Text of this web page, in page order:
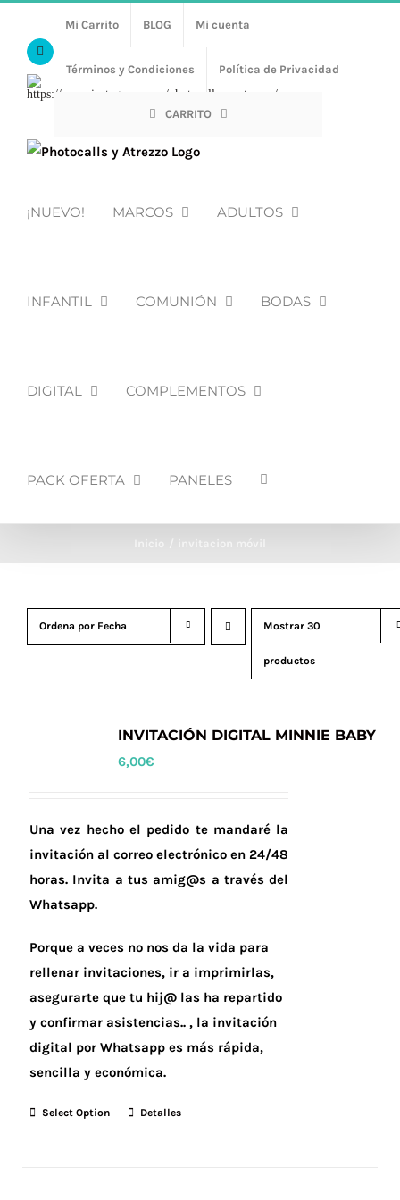
contenidoFacebook
Https://www.instagram.com/photocalls_y_atrezzo/
Mi Carrito BLOG Mi cuenta
Términos y Condiciones Política de Privacidad
CARRITO
¡NUEVO! MARCOS ADULTOS
INFANTIL COMUNIÓN BODAS
DIGITAL COMPLEMENTOS
PACK OFERTA PANELES
Inicio invitacion móvil
Ordena por Fecha Mostrar 30
productos
INVITACIÓN DIGITAL MINNIE BABY
6,00€
Una vez hecho el pedido te mandaré la
invitación al correo electrónico en 24/48
horas. Invita a tus amig@s a través del
Whatsapp.
Porque a veces no nos da la vida para
rellenar invitaciones, ir a imprimirlas,
asegurarte que tu hij@ las ha repartido
y confirmar asistencias.. , la invitación
digital por Whatsapp es más rápida,
sencilla y económica.
Select Option Detalles